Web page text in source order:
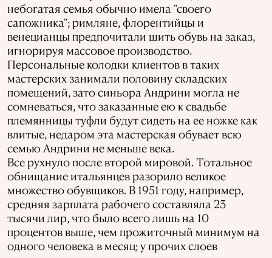
небогатая семья обычно имела "своего
сапожника"; римляне, флорентийцы и
венецианцы предпочитали шить обувь на заказ,
игнорируя массовое производство.
Персональные колодки клиентов в таких
мастерских занимали половину складских
помещений, зато синьора Андрини могла не
сомневаться, что заказанные ею к свадьбе
племянницы туфли будут сидеть на ее ножке как
влитые, недаром эта мастерская обувает всю
семью Андрини не меньше века.
Все рухнуло после второй мировой. Тотальное
обнищание итальянцев разорило великое
множество обувщиков. В 1951 году, например,
средняя зарплата рабочего составляла 23
тысячи лир, что было всего лишь на 10
процентов выше, чем прожиточный минимум на
одного человека в месяц; у прочих слоев